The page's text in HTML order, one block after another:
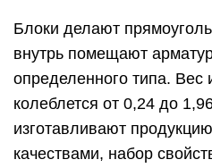
Блоки делают
внутрь помещают
определенного типа. Вес
колеблется от 0,24 до
изготавливают
качествами, набор